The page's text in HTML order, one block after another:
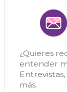
¿Quieres
entender
más.